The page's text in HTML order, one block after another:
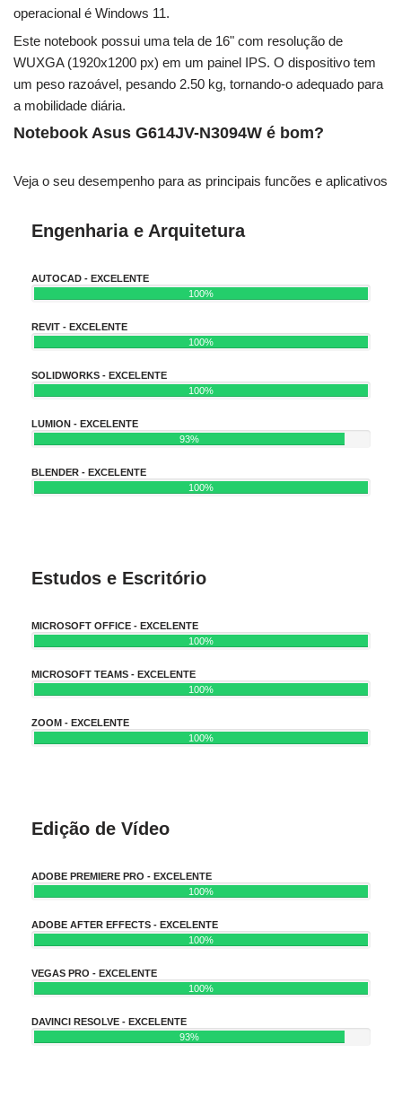
operacional é Windows 11.
Este notebook possui uma tela de 16" com resolução de
WUXGA (1920x1200 px) em um painel IPS. O dispositivo tem
um peso razoável, pesando 2.50 kg, tornando-o adequado para
a mobilidade diária.
Notebook Asus G614JV-N3094W é bom?
Veja o seu desempenho para as principais funcões e aplicativos
Engenharia e Arquitetura
AUTOCAD - EXCELENTE
100%
REVIT - EXCELENTE
100%
SOLIDWORKS - EXCELENTE
100%
LUMION - EXCELENTE
93%
BLENDER - EXCELENTE
100%
Estudos e Escritório
MICROSOFT OFFICE - EXCELENTE
100%
MICROSOFT TEAMS - EXCELENTE
100%
ZOOM - EXCELENTE
100%
Edição de Vídeo
ADOBE PREMIERE PRO - EXCELENTE
100%
ADOBE AFTER EFFECTS - EXCELENTE
100%
VEGAS PRO - EXCELENTE
100%
DAVINCI RESOLVE - EXCELENTE
93%